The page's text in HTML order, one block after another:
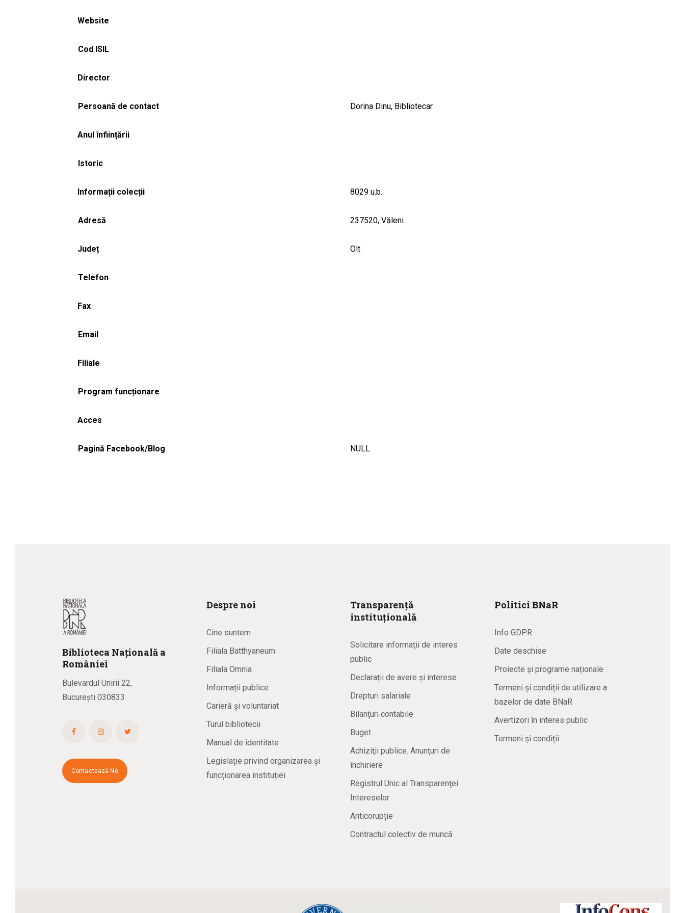
Website
Cod ISIL
Director
Persoană de contact Dorina Dinu, Bibliotecar
Anul înființării
Istoric
Informații colecții 8029 u.b.
Adresă 237520, Văleni
Județ Olt
Telefon
Fax
Email
Filiale
Program funcționare
Acces
Pagină Facebook/Blog NULL
Biblioteca Națională a
României
Bulevardul Unirii 22,
București 030833
Contactează-Ne
Despre noi
Cine suntem
Filiala Batthyaneum
Filiala Omnia
Informații publice
Carieră și voluntariat
Turul bibliotecii
Manual de identitate
Legislație privind organizarea și
funcționarea instituției
Transparență
instituțională
Solicitare informaţii de interes
public
Declarații de avere și interese
Drepturi salariale
Bilanțuri contabile
Buget
Achiziţii publice. Anunţuri de
închiriere
Registrul Unic al Transparenţei
Intereselor
Anticorupție
Contractul colectiv de muncă
Politici BNaR
Info GDPR
Date deschise
Proiecte și programe naționale
Termeni și condiții de utilizare a
bazelor de date BNaR
Avertizori în interes public
Termeni și condiții